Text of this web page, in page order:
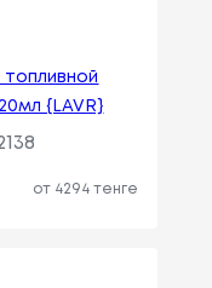
{LAVR}
от 4294 тенге